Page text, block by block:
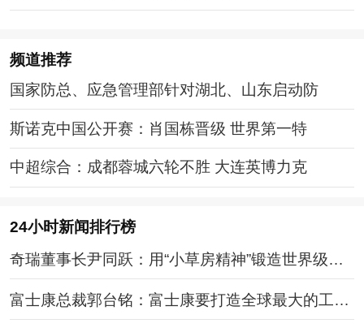
实版
频道推荐
国家防总、应急管理部针对湖北、山东启动防
斯诺克中国公开赛：肖国栋晋级 世界第一特
中超综合：成都蓉城六轮不胜 大连英博力克
24小时新闻排行榜
奇瑞董事长尹同跃：用“小草房精神”锻造世界级中
国汽车品牌
富士康总裁郭台铭：富士康要打造全球最大的工业
互联网